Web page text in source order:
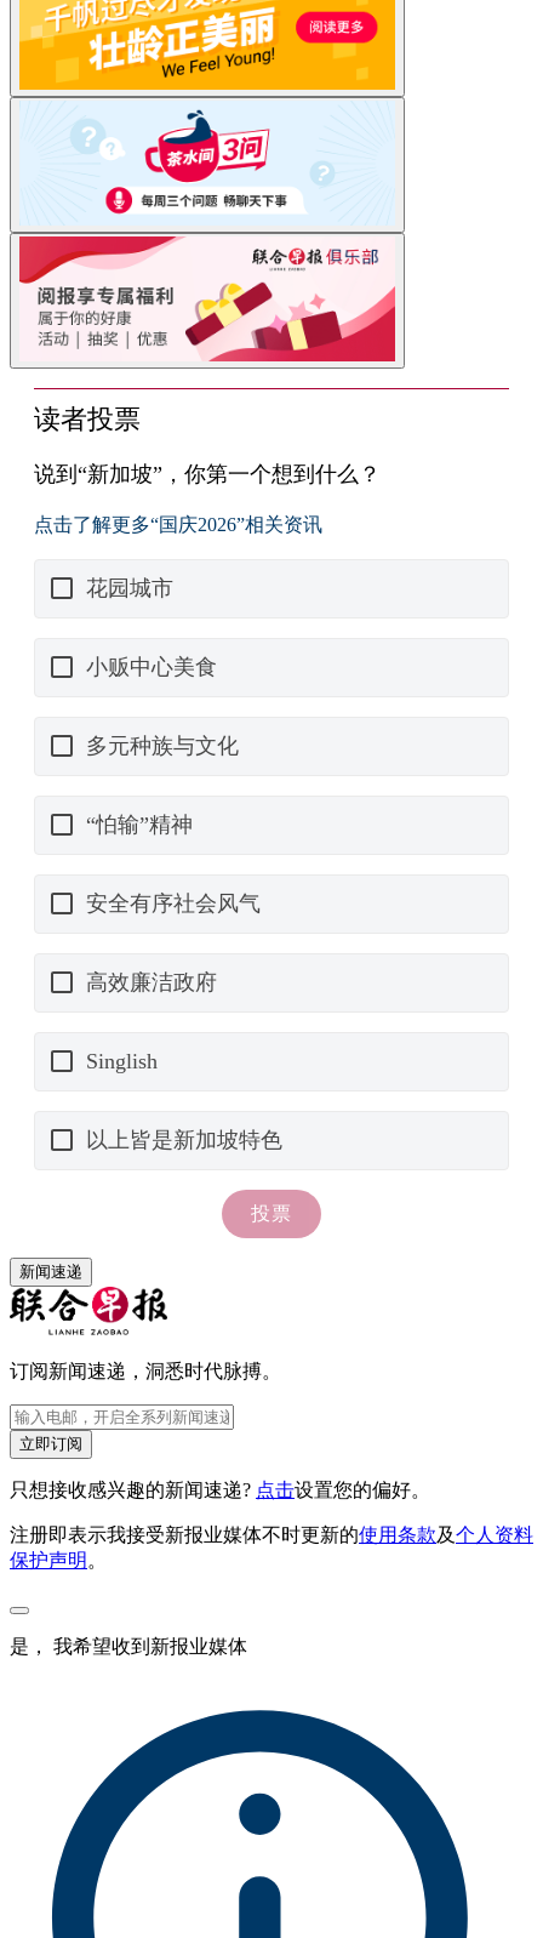
新闻速递
订阅新闻速递，洞悉时代脉搏。
立即订阅
只想接收感兴趣的新闻速递? 点击设置您的偏好。
注册即表示我接受新报业媒体不时更新的使用条款及个人资料
保护声明 。
是， 我希望收到新报业媒体